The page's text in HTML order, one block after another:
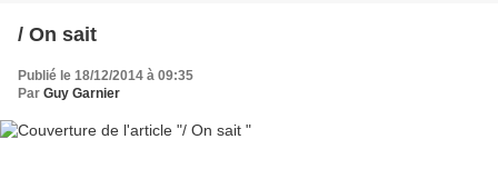
/ On sait
Publié le 18/12/2014 à 09:35
Par Guy Garnier